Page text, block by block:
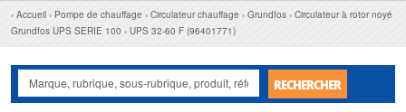
Accueil Pompe de chauffage Circulateur chauffage Grundfos
Circulateur à rotor noyé
Grundfos UPS SERIE 100
UPS 32-60 F (96401771)
RECHERCHER